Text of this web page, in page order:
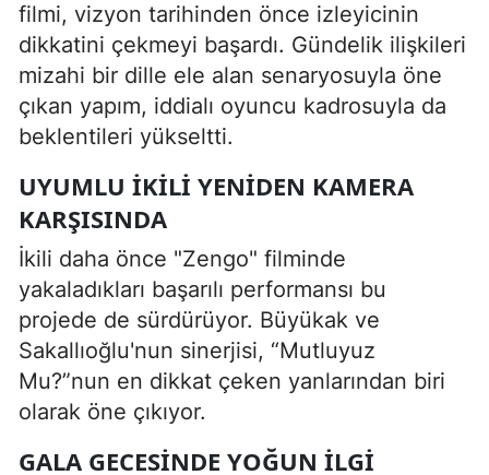
filmi, vizyon tarihinden önce izleyicinin
dikkatini çekmeyi başardı. Gündelik ilişkileri
mizahi bir dille ele alan senaryosuyla öne
çıkan yapım, iddialı oyuncu kadrosuyla da
beklentileri yükseltti.
UYUMLU İKILI YENIDEN KAMERA
KARŞISINDA
İkili daha önce "Zengo" filminde
yakaladıkları başarılı performansı bu
projede de sürdürüyor. Büyükak ve
Sakallıoğlu'nun sinerjisi, “Mutluyuz
Mu?”nun en dikkat çeken yanlarından biri
olarak öne çıkıyor.
GALA GECESINDE YOĞUN İLGI